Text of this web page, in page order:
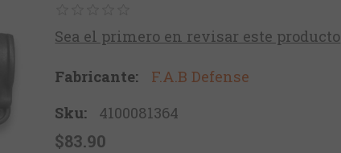
Sea el primero en revisar este producto
Fabricante:
F.A.B Defense
Sku:
4100081364
$83.90